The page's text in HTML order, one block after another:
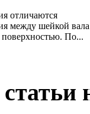
отличаются
между шейкой вала
По...